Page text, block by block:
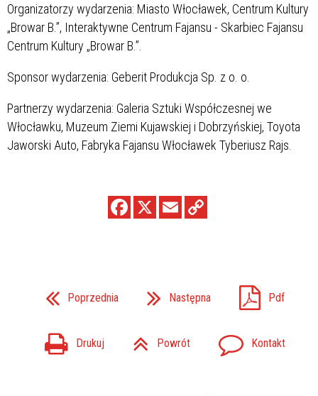
Organizatorzy wydarzenia: Miasto Włocławek, Centrum Kultury
„Browar B.”, Interaktywne Centrum Fajansu - Skarbiec Fajansu
Centrum Kultury „Browar B.”.
Sponsor wydarzenia: Geberit Produkcja Sp. z o. o.
Partnerzy wydarzenia: Galeria Sztuki Współczesnej we
Włocławku, Muzeum Ziemi Kujawskiej i Dobrzyńskiej, Toyota
Jaworski Auto, Fabryka Fajansu Włocławek Tyberiusz Rajs.
Poprzednia Następna Pdf
Drukuj Powrót Kontakt